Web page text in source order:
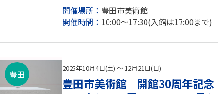
開催場所： 豊田市美術館
開催時間： 10:00～17:30(入館は17:00まで)
豊田
2025年10月4日(土) ～ 12月21日(日)
豊田市美術館 開館30周年記念